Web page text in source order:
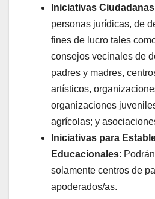
Iniciativas Ciudadanas
personas jurídicas, de
fines de lucro tales
consejos vecinales de
padres y madres,
artísticos,
organizaciones
agrícolas; y
Iniciativas para
Educacionales:
solamente centros de
apoderados/as.